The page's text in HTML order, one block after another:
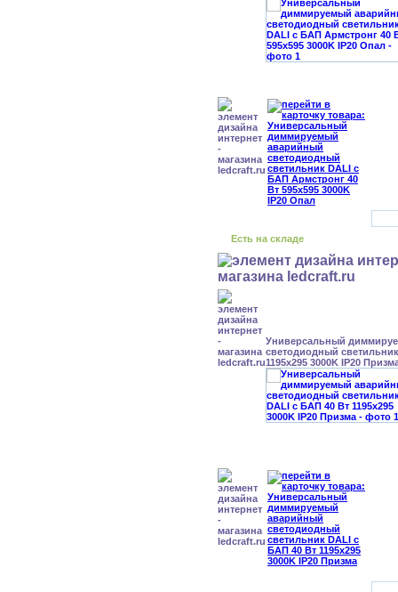
Есть на складе
Универсальный
светодиодный
1195x295 3000K IP20